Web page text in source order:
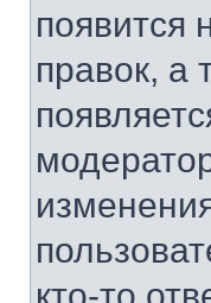
появится
правок, а